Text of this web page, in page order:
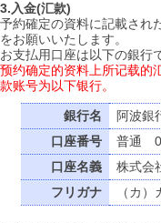
3.入金(汇款)
予約確定の資料に記載され
をお願いいたします。
お支払用口座は以下の銀行
预约确定的资料上所记载的
款账号为以下银行。
銀行名
阿波
口座番号
普通
口座名義
株式会
フリガナ
（カ